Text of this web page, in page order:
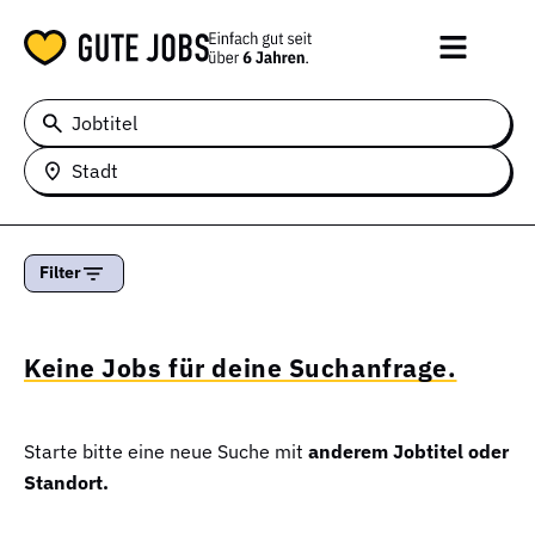
Jobtitel
Stadt
Filter
Keine Jobs für deine Suchanfrage.
Starte bitte eine neue Suche mit anderem Jobtitel oder
Standort.